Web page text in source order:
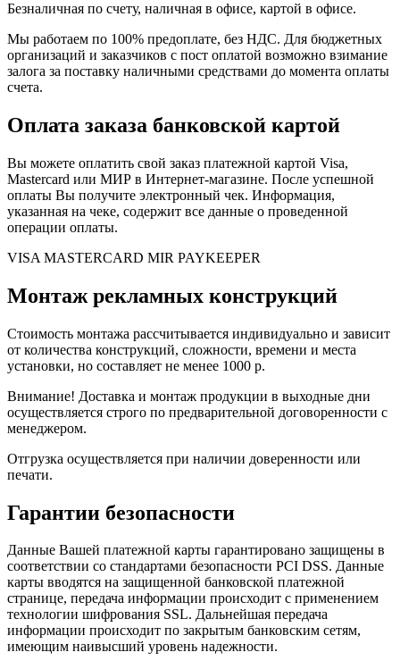
Безналичная по счету, наличная в офисе, картой в офисе.
Мы работаем по 100% предоплате, без НДС. Для бюджетных
организаций и заказчиков с пост оплатой возможно взимание
залога за поставку наличными средствами до момента оплаты
счета.
Оплата заказа банковской картой
Вы можете оплатить свой заказ платежной картой Visa,
Mastercard или МИР в Интернет-магазине. После успешной
оплаты Вы получите электронный чек. Информация,
указанная на чеке, содержит все данные о проведенной
операции оплаты.
VISA MASTERCARD MIR PAYKEEPER
Монтаж рекламных конструкций
Стоимость монтажа рассчитывается индивидуально и зависит
от количества конструкций, сложности, времени и места
установки, но составляет не менее 1000 р.
Внимание! Доставка и монтаж продукции в выходные дни
осуществляется строго по предварительной договоренности с
менеджером.
Отгрузка осуществляется при наличии доверенности или
печати.
Гарантии безопасности
Данные Вашей платежной карты гарантировано защищены в
соответствии со стандартами безопасности PCI DSS. Данные
карты вводятся на защищенной банковской платежной
странице, передача информации происходит с применением
технологии шифрования SSL. Дальнейшая передача
информации происходит по закрытым банковским сетям,
имеющим наивысший уровень надежности.